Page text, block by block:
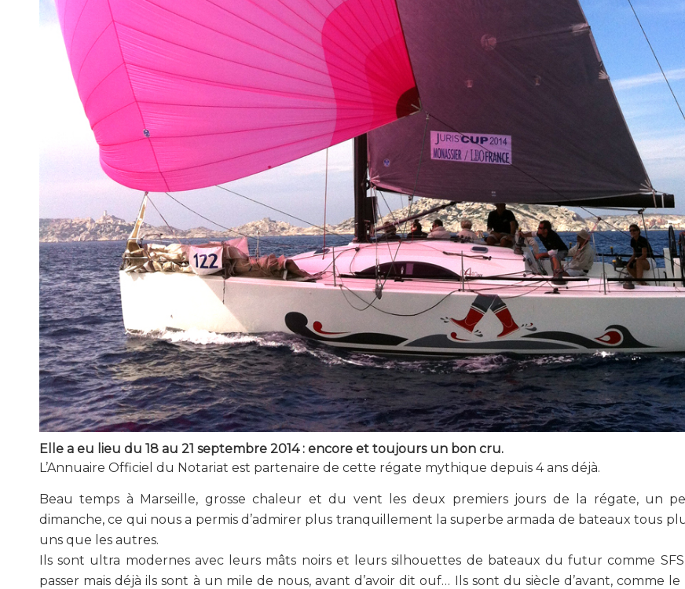
Elle a eu lieu du 18 au 21 septembre 2014 : encore et toujours un bon cru.
L’Annuaire Officiel du Notariat est partenaire de cette régate mythique depuis 4 ans déjà.
Beau temps à Marseille, grosse chaleur et du vent les deux premiers jours de la régate, un
dimanche, ce qui nous a permis d’admirer plus tranquillement la superbe armada de bateaux tous
uns que les autres.
Ils sont ultra modernes avec leurs mâts noirs et leurs silhouettes de bateaux du futur comme
passer mais déjà ils sont à un mile de nous, avant d’avoir dit ouf… Ils sont du siècle d’avant, comme